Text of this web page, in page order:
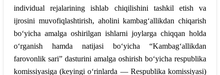
individual rejalarining ishlab chiqilishini tashkil etish va
ijrosini muvofiqlashtirish, aholini kambag‘allikdan chiqarish
bo‘yicha amalga oshirilgan ishlarni joylarga chiqqan holda
o‘rganish hamda natijasi bo‘yicha “Kambag‘allikdan
farovonlik sari” dasturini amalga oshirish bo‘yicha respublika
komissiyasiga (keyingi o‘rinlarda — Respublika komissiyasi)